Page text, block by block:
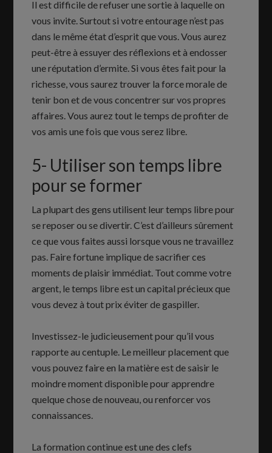
Il est difficile de refuser une sortie à laquelle on
vous invite. Surtout si votre entourage n’est pas
dans le même état d’esprit que vous. Vous aurez
peut-être à essuyer des réflexions et à endosser
une réputation d’ermite. Si vous êtes fait pour la
richesse, vous saurez trouver la force morale de
tenir bon et de vous concentrer sur vos propres
affaires. Vous aurez tout le temps de profiter de
vos amis une fois que vous serez libre.
5- Utiliser son temps libre
pour se former
La plupart des gens utilisent leur temps libre pour
se reposer ou se divertir. C’est d’ailleurs sûrement
ce que vous faites aussi lorsque vous ne travaillez
pas. Faire fortune implique de sacrifier ces
moments de plaisir immédiat. Tout comme votre
argent, le temps libre est un capital précieux que
vous devez à tout prix éviter de gaspiller.
Investissez-le judicieusement pour qu’il vous
rapporte au centuple. Le meilleur placement que
vous pouvez faire en la matière est de saisir le
moindre moment disponible pour apprendre
quelque chose de nouveau, ou renforcer vos
connaissances.
La formation continue est une des clefs